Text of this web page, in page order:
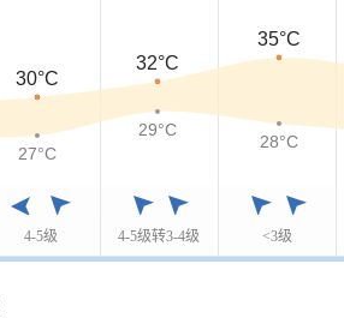
4-5级 4-5级转3-4级 <3级
30°C
32°C
35°C
27°C
29°C
28°C